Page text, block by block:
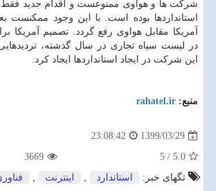
شرکت ها و هواوی ممنوعست و اقدام جدید فقط
استانداردها بوده است. با این وجود ممکنست
آمریکا مقابل هواوی رفع گردد. تصمیم آمریکا
در لیست سیاه تجاری در سال گذشته،
این شرکت در ایجاد استانداردها ایجاد کرد.
منبع: rahatel.ir
1399/03/29
23:08:42
5.0
/
5
3669
تگهای خبر:
استاندارد , اینترنت ,